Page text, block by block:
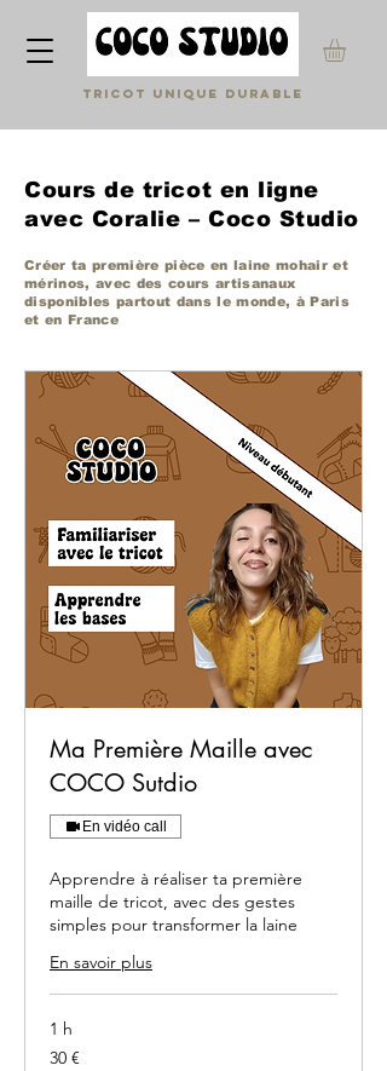
Tricot unique durable
Cours de tricot en ligne
avec Coralie – Coco Studio
Créer ta première pièce en laine mohair et
mérinos, avec des cours artisanaux
disponibles partout dans le monde, à Paris
et en France
Ma Première Maille avec
COCO Sutdio
En vidéo call
Apprendre à réaliser ta première
maille de tricot, avec des gestes
simples pour transformer la laine
En savoir plus
1 h
30
euros
30 €